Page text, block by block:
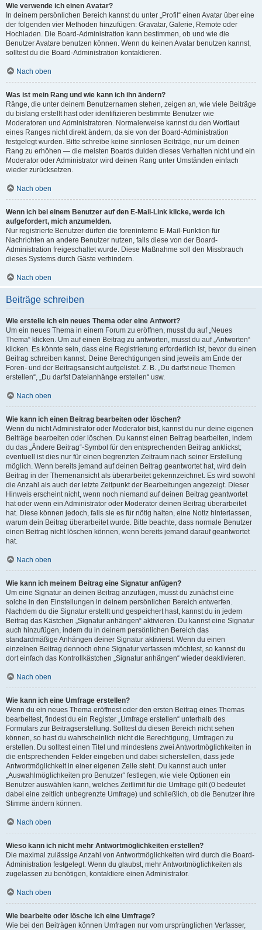
Wie verwende ich einen Avatar?
In deinem persönlichen Bereich kannst du unter „Profil“ einen Avatar über eine
der folgenden vier Methoden hinzufügen: Gravatar, Galerie, Remote oder
Hochladen. Die Board-Administration kann bestimmen, ob und wie die
Benutzer Avatare benutzen können. Wenn du keinen Avatar benutzen kannst,
solltest du die Board-Administration kontaktieren.
Nach oben
Was ist mein Rang und wie kann ich ihn ändern?
Ränge, die unter deinem Benutzernamen stehen, zeigen an, wie viele Beiträge
du bislang erstellt hast oder identifizieren bestimmte Benutzer wie
Moderatoren und Administratoren. Normalerweise kannst du den Wortlaut
eines Ranges nicht direkt ändern, da sie von der Board-Administration
festgelegt wurden. Bitte schreibe keine sinnlosen Beiträge, nur um deinen
Rang zu erhöhen — die meisten Boards dulden dieses Verhalten nicht und ein
Moderator oder Administrator wird deinen Rang unter Umständen einfach
wieder zurücksetzen.
Nach oben
Wenn ich bei einem Benutzer auf den E-Mail-Link klicke, werde ich
aufgefordert, mich anzumelden.
Nur registrierte Benutzer dürfen die foreninterne E-Mail-Funktion für
Nachrichten an andere Benutzer nutzen, falls diese von der Board-
Administration freigeschaltet wurde. Diese Maßnahme soll den Missbrauch
dieses Systems durch Gäste verhindern.
Nach oben
Beiträge schreiben
Wie erstelle ich ein neues Thema oder eine Antwort?
Um ein neues Thema in einem Forum zu eröffnen, musst du auf „Neues
Thema“ klicken. Um auf einen Beitrag zu antworten, musst du auf „Antworten“
klicken. Es könnte sein, dass eine Registrierung erforderlich ist, bevor du einen
Beitrag schreiben kannst. Deine Berechtigungen sind jeweils am Ende der
Foren- und der Beitragsansicht aufgelistet. Z. B. „Du darfst neue Themen
erstellen“, „Du darfst Dateianhänge erstellen“ usw.
Nach oben
Wie kann ich einen Beitrag bearbeiten oder löschen?
Wenn du nicht Administrator oder Moderator bist, kannst du nur deine eigenen
Beiträge bearbeiten oder löschen. Du kannst einen Beitrag bearbeiten, indem
du das „Ändere Beitrag“-Symbol für den entsprechenden Beitrag anklickst;
eventuell ist dies nur für einen begrenzten Zeitraum nach seiner Erstellung
möglich. Wenn bereits jemand auf deinen Beitrag geantwortet hat, wird dein
Beitrag in der Themenansicht als überarbeitet gekennzeichnet. Es wird sowohl
die Anzahl als auch der letzte Zeitpunkt der Bearbeitungen angezeigt. Dieser
Hinweis erscheint nicht, wenn noch niemand auf deinen Beitrag geantwortet
hat oder wenn ein Administrator oder Moderator deinen Beitrag überarbeitet
hat. Diese können jedoch, falls sie es für nötig halten, eine Notiz hinterlassen,
warum dein Beitrag überarbeitet wurde. Bitte beachte, dass normale Benutzer
einen Beitrag nicht löschen können, wenn bereits jemand darauf geantwortet
hat.
Nach oben
Wie kann ich meinem Beitrag eine Signatur anfügen?
Um eine Signatur an deinen Beitrag anzufügen, musst du zunächst eine
solche in den Einstellungen in deinem persönlichen Bereich entwerfen.
Nachdem du die Signatur erstellt und gespeichert hast, kannst du in jedem
Beitrag das Kästchen „Signatur anhängen“ aktivieren. Du kannst eine Signatur
auch hinzufügen, indem du in deinem persönlichen Bereich das
standardmäßige Anhängen deiner Signatur aktivierst. Wenn du einen
einzelnen Beitrag dennoch ohne Signatur verfassen möchtest, so kannst du
dort einfach das Kontrollkästchen „Signatur anhängen“ wieder deaktivieren.
Nach oben
Wie kann ich eine Umfrage erstellen?
Wenn du ein neues Thema eröffnest oder den ersten Beitrag eines Themas
bearbeitest, findest du ein Register „Umfrage erstellen“ unterhalb des
Formulars zur Beitragserstellung. Solltest du diesen Bereich nicht sehen
können, so hast du wahrscheinlich nicht die Berechtigung, Umfragen zu
erstellen. Du solltest einen Titel und mindestens zwei Antwortmöglichkeiten in
die entsprechenden Felder eingeben und dabei sicherstellen, dass jede
Antwortmöglichkeit in einer eigenen Zeile steht. Du kannst auch unter
„Auswahlmöglichkeiten pro Benutzer“ festlegen, wie viele Optionen ein
Benutzer auswählen kann, welches Zeitlimit für die Umfrage gilt (0 bedeutet
dabei eine zeitlich unbegrenzte Umfrage) und schließlich, ob die Benutzer ihre
Stimme ändern können.
Nach oben
Wieso kann ich nicht mehr Antwortmöglichkeiten erstellen?
Die maximal zulässige Anzahl von Antwortmöglichkeiten wird durch die Board-
Administration festgelegt. Wenn du glaubst, mehr Antwortmöglichkeiten als
zugelassen zu benötigen, kontaktiere einen Administrator.
Nach oben
Wie bearbeite oder lösche ich eine Umfrage?
Wie bei den Beiträgen können Umfragen nur vom ursprünglichen Verfasser,